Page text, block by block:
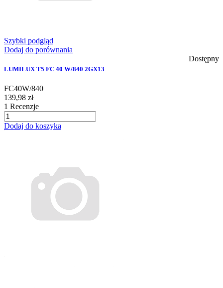
Szybki podgląd
Dodaj do porównania
Dostępny
LUMILUX T5 FC 40 W/840 2GX13
FC40W/840
139,98 zł
1 Recenzje
Dodaj do koszyka